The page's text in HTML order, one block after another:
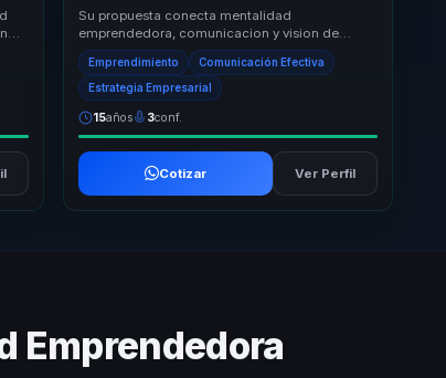
Su propuesta conecta mentalidad
emprendedora, comunicacion y vision de
negocio para que crecimiento deje de ser una
aspiracion abstracta....
Emprendimiento Comunicación Efectiva
Estrategia Empresarial
15años 3conf.
Cotizar Ver Perfil
Emprendedora